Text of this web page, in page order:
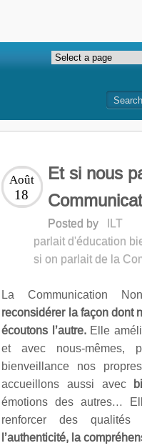
Et si nous
Août
18
Posted by ILT
parlait d'éducation
si on parlait de la
La Communication
reconsidérer la façon dont
écoutons l’autre. Elle
et avec nous-mêmes,
bienveillance nos
accueillons aussi avec
émotions des autres…
renforcer des qualités
l’authenticité, la